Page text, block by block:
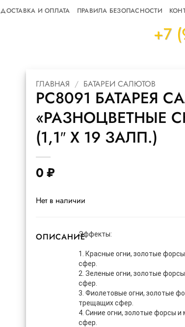
ДОСТАВКА И ОПЛАТА ПРАВИЛА БЕЗОПАСНОСТИ
+7
ГЛАВНАЯ / БАТАРЕИ САЛЮТОВ
РС8091 БАТАРЕЯ
«РАЗНОЦВЕТНЫЕ
(1,1″ Х 19 ЗАЛП.)
0 ₽
Нет в наличии
ОПИСАНИЕЭффекты:
1. Красные огни, золотые
сфер.
2. Зеленые огни, золотые
сфер.
3. Фиолетовые огни, золотые
трещащих сфер.
4. Синие огни, золотые форсы
сфер.